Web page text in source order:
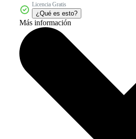
Licencia Gratis
¿Qué es esto?
Más información